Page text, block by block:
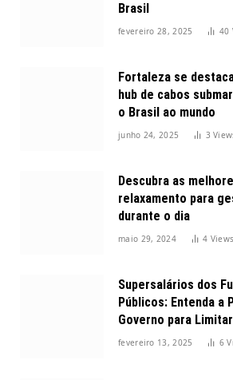
Brasil
fevereiro 28, 2025 40
Fortaleza se
hub de cabos
o Brasil ao mundo
junho 24, 2025 3
Descubra as
relaxamento para
durante o dia
maio 29, 2024 4 Views
Supersalários dos
Públicos: Entenda a
Governo para
2025
fevereiro 13, 2025 6